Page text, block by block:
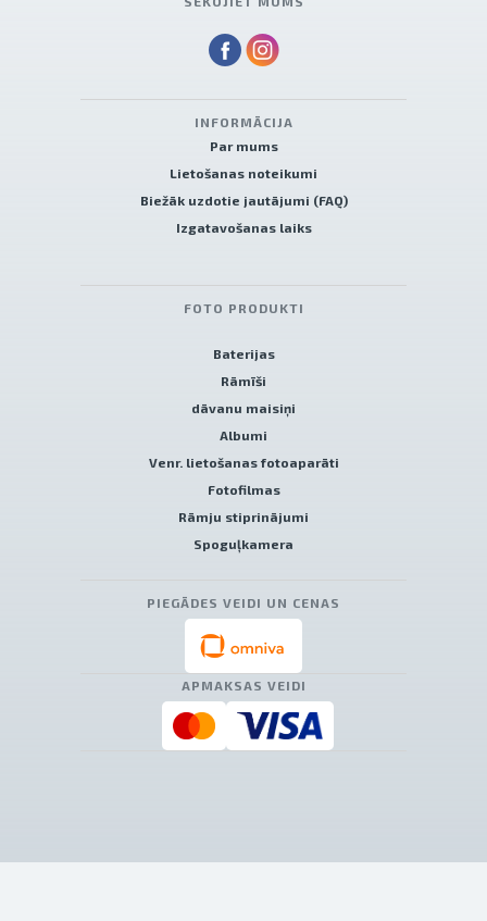
INFORMĀCIJA
Par mums
Lietošanas noteikumi
Biežāk uzdotie jautājumi (FAQ)
Izgatavošanas laiks
FOTO PRODUKTI
Baterijas
Rāmīši
dāvanu maisiņi
Albumi
Venr. lietošanas fotoaparāti
Fotofilmas
Rāmju stiprinājumi
Spoguļkamera
PIEGĀDES VEIDI UN CENAS
APMAKSAS VEIDI